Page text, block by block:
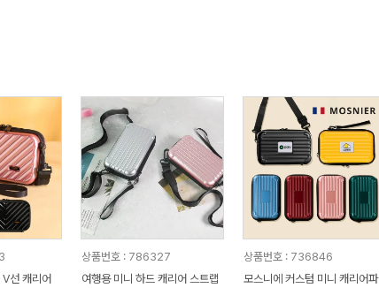
선 캐리어
상품번호 : 786327
여행용 미니 하드 캐리어 스트랩
상품번호 : 736846
모스니에 커스텀 미니 캐리어파